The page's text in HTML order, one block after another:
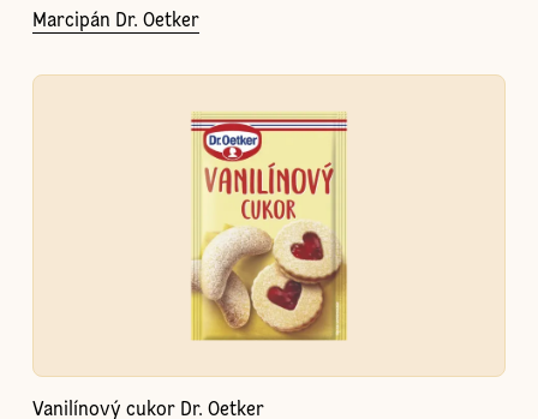
Marcipán Dr. Oetker
Vanilínový cukor Dr. Oetker